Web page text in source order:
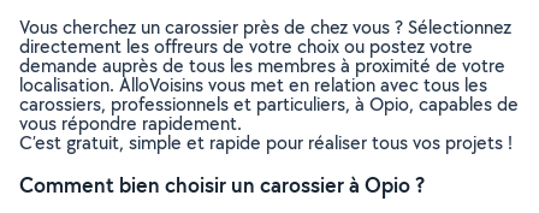
Vous cherchez un carossier près de chez vous ? Sélectionnez
directement les offreurs de votre choix ou postez votre
demande auprès de tous les membres à proximité de votre
localisation. AlloVoisins vous met en relation avec tous les
carossiers, professionnels et particuliers, à Opio, capables de
vous répondre rapidement.
C’est gratuit, simple et rapide pour réaliser tous vos projets !
Comment bien choisir un carossier à Opio ?